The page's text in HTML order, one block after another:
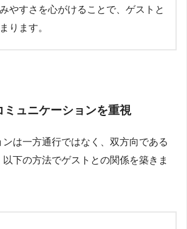
やすさを心がけることで、ゲストと
ります。
ミュニケーションを重視
は一方通行ではなく、双方向である
下の方法でゲストとの関係を築きま